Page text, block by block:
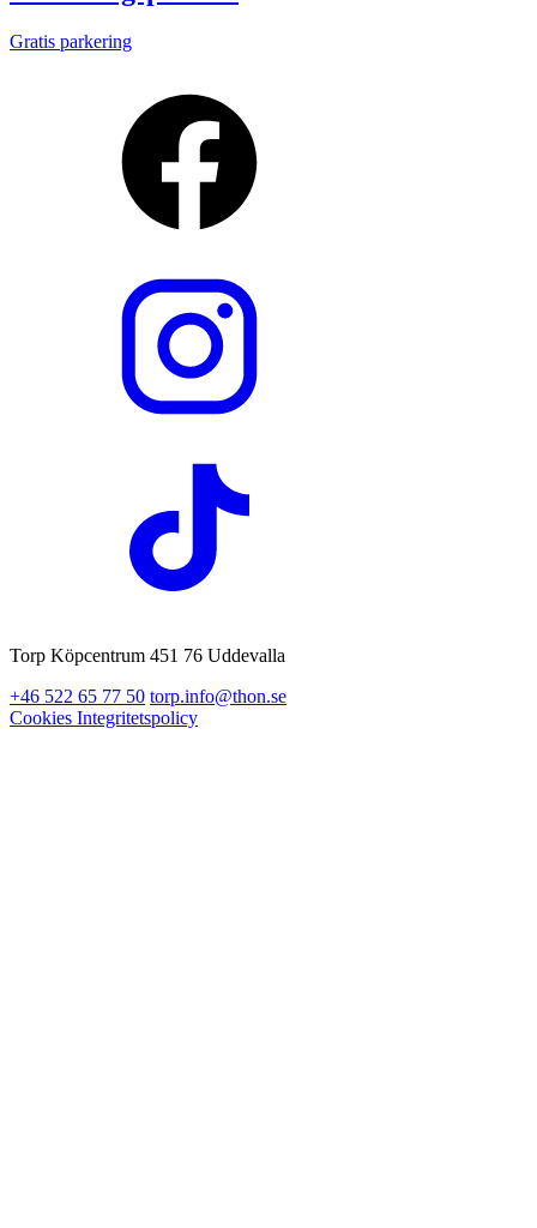
Gratis parkering
Torp Köpcentrum 451 76 Uddevalla
+46 522 65 77 50 torp.info@thon.se
Cookies Integritetspolicy